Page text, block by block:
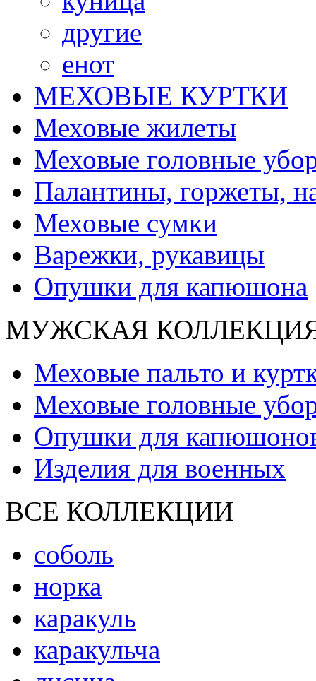
другие
енот
МЕХОВЫЕ КУРТКИ
Меховые жилеты
Меховые головные
Палантины, горжеты,
Меховые сумки
Варежки, рукавицы
Опушки для капюшона
МУЖСКАЯ
Меховые пальто и
Меховые головные
Опушки для
Изделия для военных
ВСЕ КОЛЛЕКЦИИ
соболь
норка
каракуль
каракульча